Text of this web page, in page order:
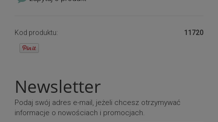
Kod produktu: 11720
Newsletter
Podaj swój adres e-mail, jeżeli chcesz otrzymywać
informacje o nowościach i promocjach.